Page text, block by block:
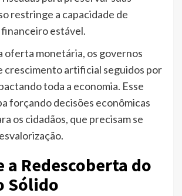
restringe a capacidade de
estável.
oferta monetária, os governos
crescimento artificial seguidos por
toda a economia. Esse
forçando decisões econômicas
os cidadãos, que precisam se
a Redescoberta do
Sólido